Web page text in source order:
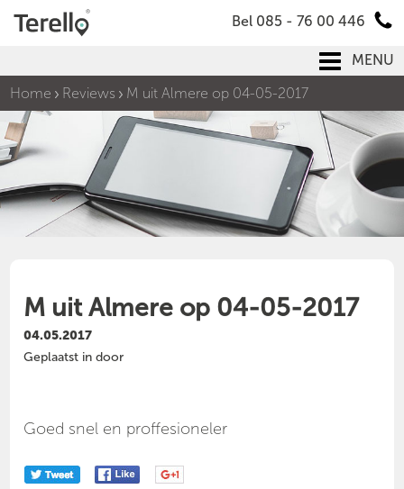
Bel 085 - 76 00 446
MENU
Home
Reviews M uit Almere op 04-05-2017
M uit Almere op 04-05-2017
04.05.2017
Geplaatst in door
Goed snel en proffesioneler